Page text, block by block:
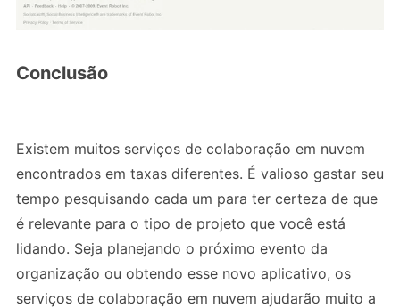
Conclusão
Existem muitos serviços de colaboração em nuvem
encontrados em taxas diferentes. É valioso gastar seu
tempo pesquisando cada um para ter certeza de que
é relevante para o tipo de projeto que você está
lidando. Seja planejando o próximo evento da
organização ou obtendo esse novo aplicativo, os
serviços de colaboração em nuvem ajudarão muito a